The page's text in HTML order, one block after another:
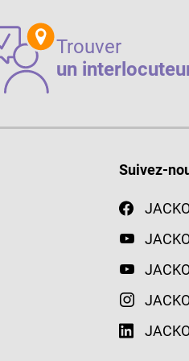
Trouver
un
Suivez-